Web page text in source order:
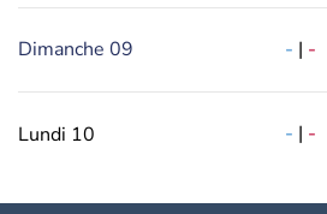
Dimanche 09 - | -
Lundi 10 - | -